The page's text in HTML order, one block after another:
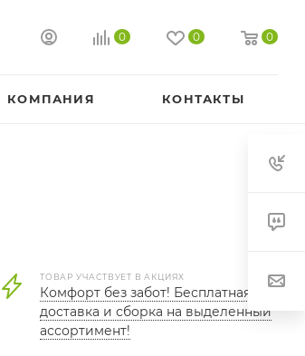
0 0 0
КОМПАНИЯ КОНТАКТЫ
ТОВАР УЧАСТВУЕТ В АКЦИЯХ
Комфорт без забот! Бесплатная
доставка и сборка на выделенный
ассортимент!